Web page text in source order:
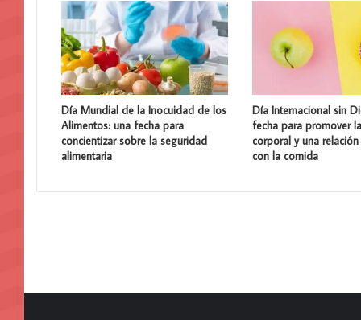
Día Mundial de la Inocuidad de los
Alimentos: una fecha para
concientizar sobre la seguridad
alimentaria
Día Internacional sin
fecha para promover
corporal y una
con la comida